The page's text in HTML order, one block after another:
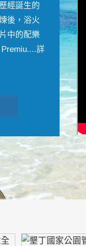
經誕生的
後，浴火
中的配樂
詳